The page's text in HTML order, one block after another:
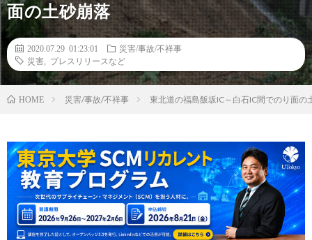
面の土砂崩落
2020.07.29 01:23:01
災害/事故/不祥事
災害
プレスリリースなど
HOME 災害/事故/不祥事 東北道の福島飯坂IC～白石IC間でのり面の